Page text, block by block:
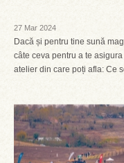
27 Mar 2024
Dacă și pentru tine sună
câte ceva pentru a te
atelier din care poți afla: Ce